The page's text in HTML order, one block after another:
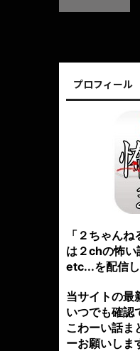
プロフィール
「２ちゃん
は２chの怖い
etc...を配信し
当サイトの最
いつでも確認
こわーい話
ーお願いしま